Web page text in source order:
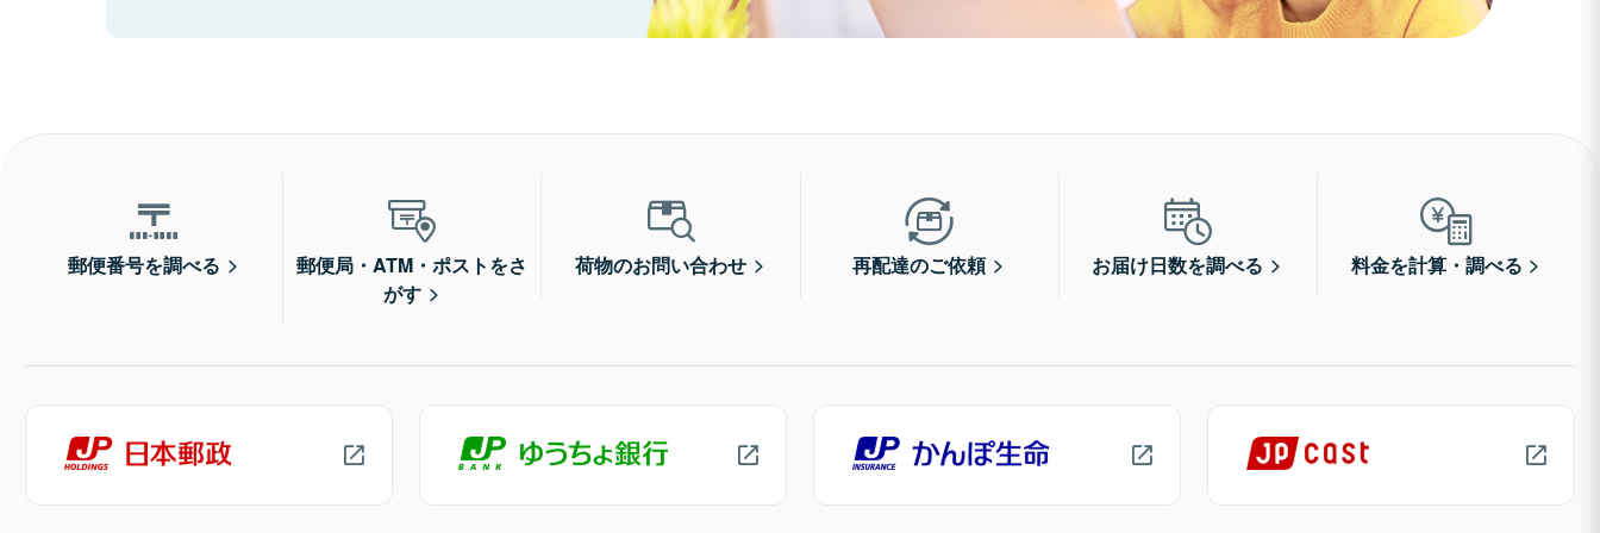
郵便番号を調べる
郵便局・ATM・ポストをさ
がす
荷物のお問い合わせ 再配達のご依頼 お届け日数を調べる 料金を計算・調べる